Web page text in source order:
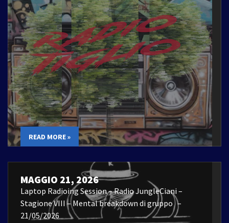
READ MORE »
MAGGIO 21, 2026
Laptop Radioing Session – Radio JungleCiani –
Stagione VIII – Mental breakdown di gruppo –
21/05/2026